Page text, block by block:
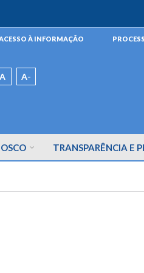
À INFORMAÇÃO
A A-
TRANSPARÊNCIA E